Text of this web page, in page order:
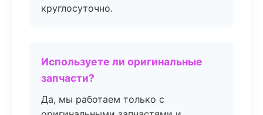
круглосуточно.
Используете ли оригинальные
запчасти?
Да, мы работаем только с